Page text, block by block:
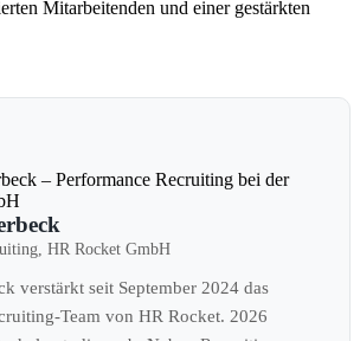
Mitarbeitenden und einer gestärkten
HR Rocket GmbH
verstärkt seit September 2024 das
Team von HR Rocket. 2026